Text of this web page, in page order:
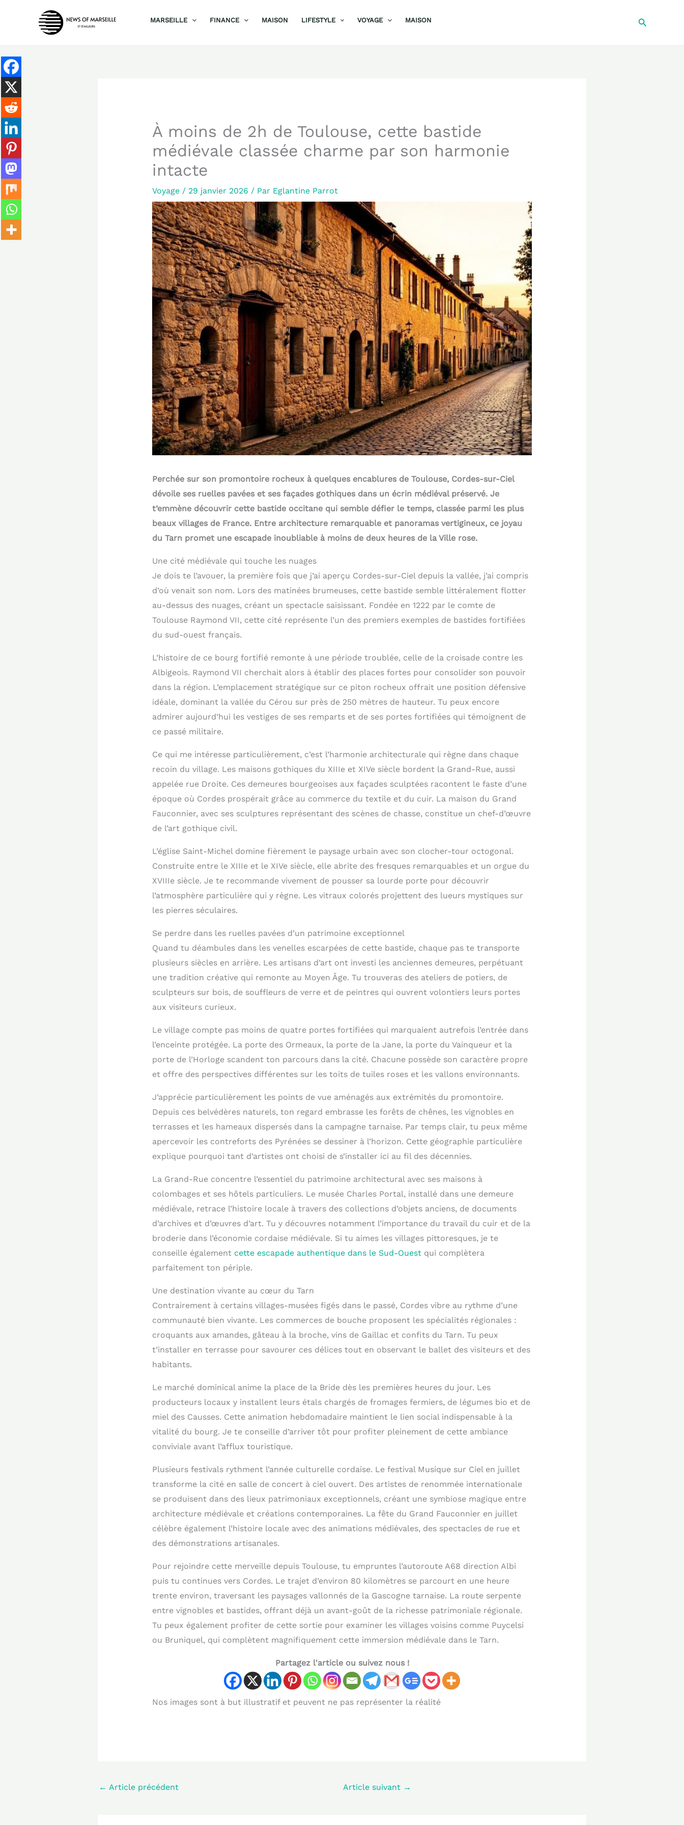
MARSEILLE FINANCE MAISON LIFESTYLE VOYAGE MAISON
À moins de 2h de Toulouse, cette bastide
médiévale classée charme par son harmonie
intacte
Voyage/ 29 janvier 2026 / Par Eglantine Parrot
Perchée sur son promontoire rocheux à quelques encablures de Toulouse, Cordes-sur-Ciel
dévoile ses ruelles pavées et ses façades gothiques dans un écrin médiéval préservé. Je
t’emmène découvrir cette bastide occitane qui semble défier le temps, classée parmi les plus
beaux villages de France. Entre architecture remarquable et panoramas vertigineux, ce joyau
du Tarn promet une escapade inoubliable à moins de deux heures de la Ville rose.
Une cité médiévale qui touche les nuages
Je dois te l’avouer, la première fois que j’ai aperçu Cordes-sur-Ciel depuis la vallée, j’ai compris
d’où venait son nom. Lors des matinées brumeuses, cette bastide semble littéralement flotter
au-dessus des nuages, créant un spectacle saisissant. Fondée en 1222 par le comte de
Toulouse Raymond VII, cette cité représente l’un des premiers exemples de bastides fortifiées
du sud-ouest français.
L’histoire de ce bourg fortifié remonte à une période troublée, celle de la croisade contre les
Albigeois. Raymond VII cherchait alors à établir des places fortes pour consolider son pouvoir
dans la région. L’emplacement stratégique sur ce piton rocheux offrait une position défensive
idéale, dominant la vallée du Cérou sur près de 250 mètres de hauteur. Tu peux encore
admirer aujourd’hui les vestiges de ses remparts et de ses portes fortifiées qui témoignent de
ce passé militaire.
Ce qui me intéresse particulièrement, c’est l’harmonie architecturale qui règne dans chaque
recoin du village. Les maisons gothiques du XIIIe et XIVe siècle bordent la Grand-Rue, aussi
appelée rue Droite. Ces demeures bourgeoises aux façades sculptées racontent le faste d’une
époque où Cordes prospérait grâce au commerce du textile et du cuir. La maison du Grand
Fauconnier, avec ses sculptures représentant des scènes de chasse, constitue un chef-d’œuvre
de l’art gothique civil.
L’église Saint-Michel domine fièrement le paysage urbain avec son clocher-tour octogonal.
Construite entre le XIIIe et le XIVe siècle, elle abrite des fresques remarquables et un orgue du
XVIIIe siècle. Je te recommande vivement de pousser sa lourde porte pour découvrir
l’atmosphère particulière qui y règne. Les vitraux colorés projettent des lueurs mystiques sur
les pierres séculaires.
Se perdre dans les ruelles pavées d’un patrimoine exceptionnel
Quand tu déambules dans les venelles escarpées de cette bastide, chaque pas te transporte
plusieurs siècles en arrière. Les artisans d’art ont investi les anciennes demeures, perpétuant
une tradition créative qui remonte au Moyen Âge. Tu trouveras des ateliers de potiers, de
sculpteurs sur bois, de souffleurs de verre et de peintres qui ouvrent volontiers leurs portes
aux visiteurs curieux.
Le village compte pas moins de quatre portes fortifiées qui marquaient autrefois l’entrée dans
l’enceinte protégée. La porte des Ormeaux, la porte de la Jane, la porte du Vainqueur et la
porte de l’Horloge scandent ton parcours dans la cité. Chacune possède son caractère propre
et offre des perspectives différentes sur les toits de tuiles roses et les vallons environnants.
J’apprécie particulièrement les points de vue aménagés aux extrémités du promontoire.
Depuis ces belvédères naturels, ton regard embrasse les forêts de chênes, les vignobles en
terrasses et les hameaux dispersés dans la campagne tarnaise. Par temps clair, tu peux même
apercevoir les contreforts des Pyrénées se dessiner à l’horizon. Cette géographie particulière
explique pourquoi tant d’artistes ont choisi de s’installer ici au fil des décennies.
La Grand-Rue concentre l’essentiel du patrimoine architectural avec ses maisons à
colombages et ses hôtels particuliers. Le musée Charles Portal, installé dans une demeure
médiévale, retrace l’histoire locale à travers des collections d’objets anciens, de documents
d’archives et d’œuvres d’art. Tu y découvres notamment l’importance du travail du cuir et de la
broderie dans l’économie cordaise médiévale. Si tu aimes les villages pittoresques, je te
conseille également cette escapade authentique dans le Sud-Ouestqui complètera
parfaitement ton périple.
Une destination vivante au cœur du Tarn
Contrairement à certains villages-musées figés dans le passé, Cordes vibre au rythme d’une
communauté bien vivante. Les commerces de bouche proposent les spécialités régionales :
croquants aux amandes, gâteau à la broche, vins de Gaillac et confits du Tarn. Tu peux
t’installer en terrasse pour savourer ces délices tout en observant le ballet des visiteurs et des
habitants.
Le marché dominical anime la place de la Bride dès les premières heures du jour. Les
producteurs locaux y installent leurs étals chargés de fromages fermiers, de légumes bio et de
miel des Causses. Cette animation hebdomadaire maintient le lien social indispensable à la
vitalité du bourg. Je te conseille d’arriver tôt pour profiter pleinement de cette ambiance
conviviale avant l’afflux touristique.
Plusieurs festivals rythment l’année culturelle cordaise. Le festival Musique sur Ciel en juillet
transforme la cité en salle de concert à ciel ouvert. Des artistes de renommée internationale
se produisent dans des lieux patrimoniaux exceptionnels, créant une symbiose magique entre
architecture médiévale et créations contemporaines. La fête du Grand Fauconnier en juillet
célèbre également l’histoire locale avec des animations médiévales, des spectacles de rue et
des démonstrations artisanales.
Pour rejoindre cette merveille depuis Toulouse, tu empruntes l’autoroute A68 direction Albi
puis tu continues vers Cordes. Le trajet d’environ 80 kilomètres se parcourt en une heure
trente environ, traversant les paysages vallonnés de la Gascogne tarnaise. La route serpente
entre vignobles et bastides, offrant déjà un avant-goût de la richesse patrimoniale régionale.
Tu peux également profiter de cette sortie pour examiner les villages voisins comme Puycelsi
ou Bruniquel, qui complètent magnifiquement cette immersion médiévale dans le Tarn.
Partagez l'article ou suivez nous !
Nos images sont à but illustratif et peuvent ne pas représenter la réalité
← Article précédent Article suivant →